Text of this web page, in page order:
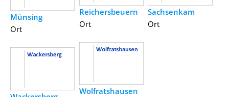
Münsing
Ort
Reichersbeuern
Ort
Wolfratshausen
Sachsenkam
Ort